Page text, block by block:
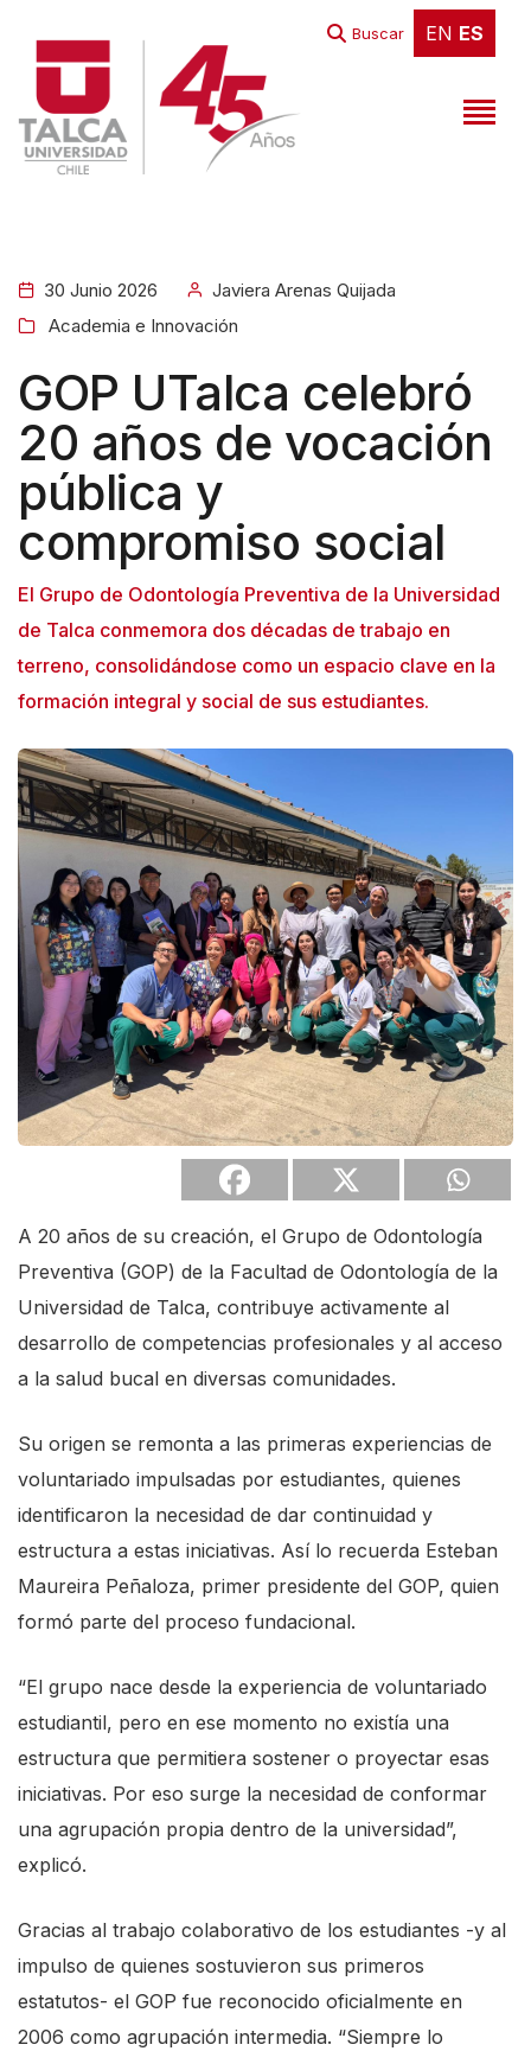
EN ES
Buscar EN ES
30 Junio 2026
Javiera Arenas Quijada
Academia e Innovación
GOP UTalca celebró
20 años de vocación
pública y
compromiso social
El Grupo de Odontología Preventiva de la Universidad
de Talca conmemora dos décadas de trabajo en
terreno, consolidándose como un espacio clave en la
formación integral y social de sus estudiantes.
A 20 años de su creación, el Grupo de Odontología
Preventiva (GOP) de la Facultad de Odontología de la
Universidad de Talca, contribuye activamente al
desarrollo de competencias profesionales y al acceso
a la salud bucal en diversas comunidades.
Su origen se remonta a las primeras experiencias de
voluntariado impulsadas por estudiantes, quienes
identificaron la necesidad de dar continuidad y
estructura a estas iniciativas. Así lo recuerda Esteban
Maureira Peñaloza, primer presidente del GOP, quien
formó parte del proceso fundacional.
“El grupo nace desde la experiencia de voluntariado
estudiantil, pero en ese momento no existía una
estructura que permitiera sostener o proyectar esas
iniciativas. Por eso surge la necesidad de conformar
una agrupación propia dentro de la universidad”,
explicó.
Gracias al trabajo colaborativo de los estudiantes -y al
impulso de quienes sostuvieron sus primeros
estatutos- el GOP fue reconocido oficialmente en
2006 como agrupación intermedia. “Siempre lo